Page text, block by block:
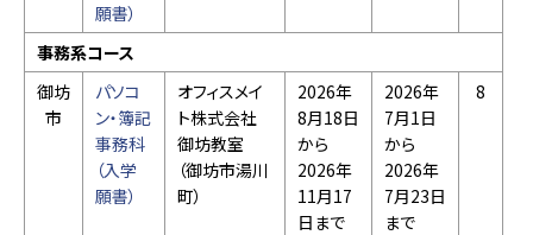
願書）
事務系コース
御坊
市
パソコ
ン・簿記
事務科
（入学
願書）
オフィスメイ
ト株式会社
御坊教室
（御坊市湯川
町）
2026年
8月18日
から
2026年
11月17
日まで
2026年
7月1日
から
2026年
7月23日
まで
8